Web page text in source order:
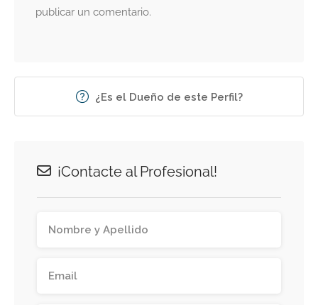
publicar un comentario.
¿Es el Dueño de este Perfil?
¡Contacte al Profesional!